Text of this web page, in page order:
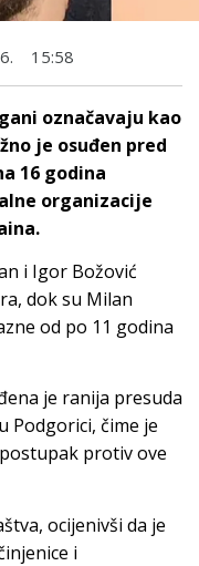
15:58
označavaju kao
je osuđen pred
16 godina
organizacije
i Igor Božović
dok su Milan
od po 11 godina
je ranija presuda
Podgorici, čime je
protiv ove
ocijenivši da je
i